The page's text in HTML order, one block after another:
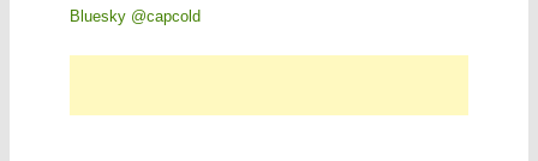
Bluesky @capcold